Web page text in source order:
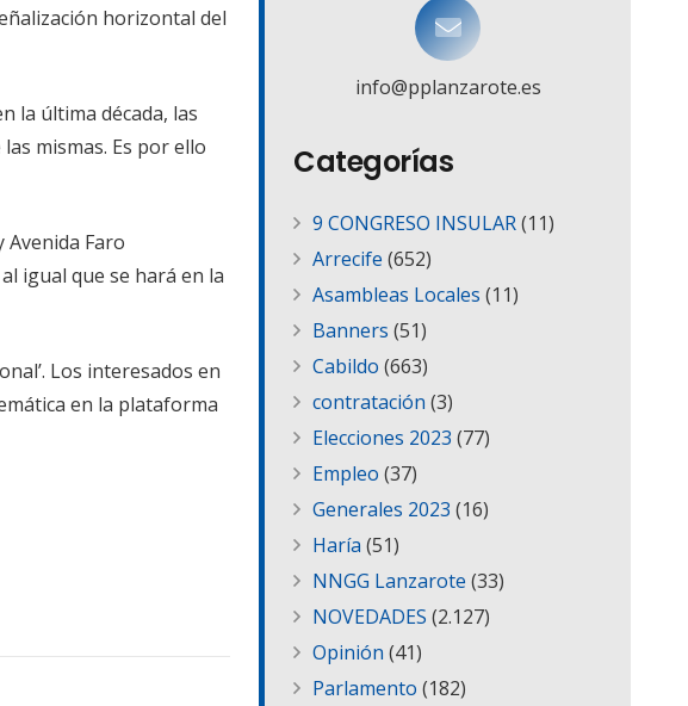
horizontal del
la última década, las
mismas. Es por ello
Avenida Faro
igual que se hará en la
Los interesados en
en la plataforma
info@pplanzarote.es
Categorías
9 CONGRESO INSULAR(11)
Arrecife (652)
Asambleas Locales (11)
Banners (51)
Cabildo (663)
contratación (3)
Elecciones 2023 (77)
Empleo (37)
Generales 2023 (16)
Haría (51)
NNGG Lanzarote (33)
NOVEDADES (2.127)
Opinión (41)
Parlamento (182)